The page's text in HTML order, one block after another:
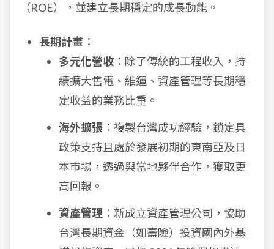
（ROE），並建立長期穩定的成長動能。
長期計畫 ：
多元化營收 ：除了傳統的工程收入，持
續擴大售電、維運、資產管理等長期穩
定收益的業務比重。
海外擴張 ：複製台灣成功經驗，鎖定具
政策支持且處於發展初期的東南亞及日
本市場，透過與當地夥伴合作，獲取更
高回報。
資產管理 ：新成立資產管理公司，協助
台灣長期資金（如壽險）投資國內外基